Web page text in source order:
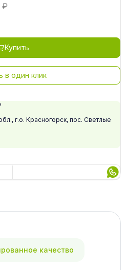
₽
Купить
в один клик
г.о. Красногорск, пос. Светлые
качество